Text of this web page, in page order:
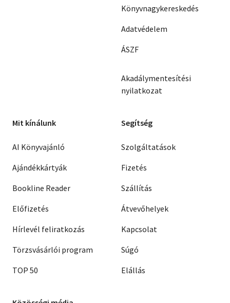
Könyvnagykereskedés
Adatvédelem
ÁSZF
Akadálymentesítési
nyilatkozat
Mit kínálunk
AI Könyvajánló
Ajándékkártyák
Bookline Reader
Előfizetés
Hírlevél feliratkozás
Törzsvásárlói program
TOP 50
Segítség
Szolgáltatások
Fizetés
Szállítás
Átvevőhelyek
Kapcsolat
Súgó
Elállás